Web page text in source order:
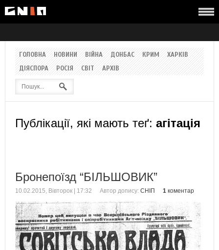
ГОЛОВНА НОВИНИ ВІЙНА ДОНБАС КРИМ
ХАРКІВ
ДІЯСПОРА
РОСІЯ СВІТ АРХІВ
Публікації, які мають теґ: агітація
Бронепоїзд “БІЛЬШОВИК”
10.02.2015, Вівторок | 17:32 Автор допису: СНІП 1 коментар